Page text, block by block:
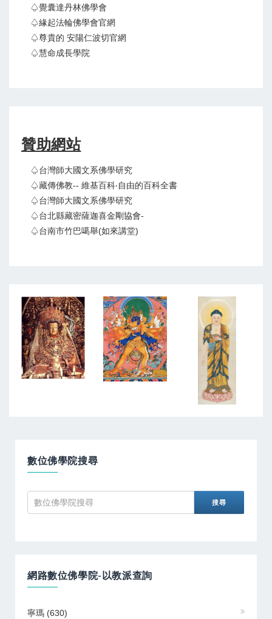
♤覺囊達丹林佛學會
♤緣起法輪佛學會官網
♤尊貴的 安陽仁波切官網
♤慧命成長學院
贊助網站
♤台灣師大國文系佛學研究
♤藏傳佛教-- 維基百科‧自由的百科全書
♤台灣師大國文系佛學研究
♤台北縣藏密薩迦喜金剛協會-
♤台南市竹巴噶舉(如來講堂)
數位佛學院搜尋
網路數位佛學院-以教派查詢
寧瑪 (630)